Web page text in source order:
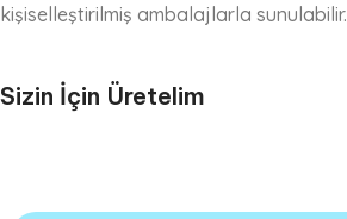
kişiselleştirilmiş ambalajlarla sunulabilir.
Sizin İçin Üretelim